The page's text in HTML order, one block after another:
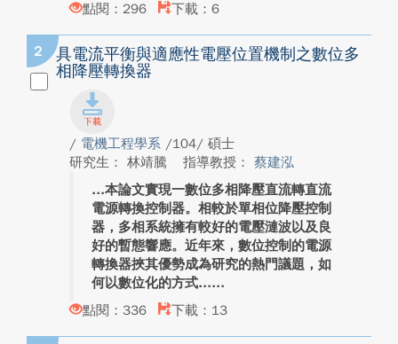
點閱：296
下載：6
2
具電流平衡與適應性電壓位置機制之數位多
相降壓轉換器
/ 電機工程學系 /104/ 碩士
研究生： 林靖騰
指導教授： 蔡建泓
本論文實現一數位多相降壓直流轉直流
電源轉換控制器。相較於單相位降壓控制
器，多相系統擁有較好的電壓漣波以及良
好的暫態響應。近年來，數位控制的電源
轉換器挾其優勢成為研究的熱門議題，如
何以數位化的方式...
點閱：336
下載：13